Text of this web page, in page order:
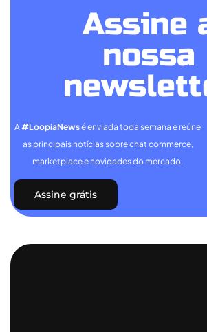
Assine
nossa
A#LoopiaNewsé enviada toda semana e reúne
as principais notícias sobre chat commerce,
marketplace e novidades do mercado.
Assine grátis